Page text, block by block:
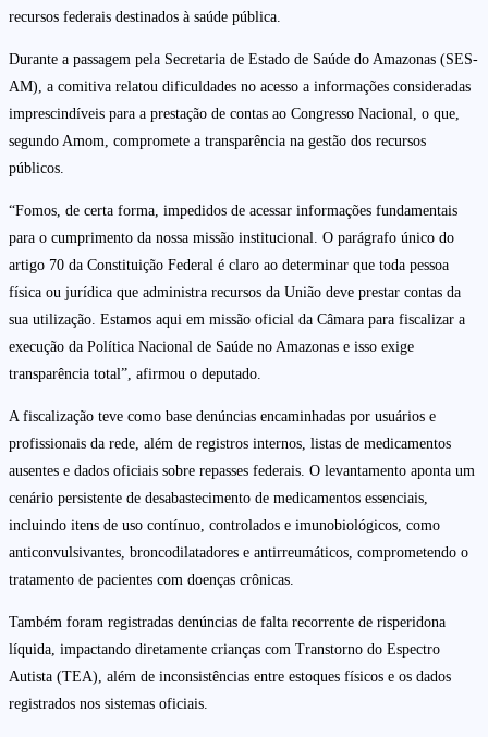
recursos federais destinados à saúde pública.
Durante a passagem pela Secretaria de Estado de Saúde do Amazonas (SES-
AM), a comitiva relatou dificuldades no acesso a informações consideradas
imprescindíveis para a prestação de contas ao Congresso Nacional, o que,
segundo Amom, compromete a transparência na gestão dos recursos
públicos.
“Fomos, de certa forma, impedidos de acessar informações fundamentais
para o cumprimento da nossa missão institucional. O parágrafo único do
artigo 70 da Constituição Federal é claro ao determinar que toda pessoa
física ou jurídica que administra recursos da União deve prestar contas da
sua utilização. Estamos aqui em missão oficial da Câmara para fiscalizar a
execução da Política Nacional de Saúde no Amazonas e isso exige
transparência total”, afirmou o deputado.
A fiscalização teve como base denúncias encaminhadas por usuários e
profissionais da rede, além de registros internos, listas de medicamentos
ausentes e dados oficiais sobre repasses federais. O levantamento aponta um
cenário persistente de desabastecimento de medicamentos essenciais,
incluindo itens de uso contínuo, controlados e imunobiológicos, como
anticonvulsivantes, broncodilatadores e antirreumáticos, comprometendo o
tratamento de pacientes com doenças crônicas.
Também foram registradas denúncias de falta recorrente de risperidona
líquida, impactando diretamente crianças com Transtorno do Espectro
Autista (TEA), além de inconsistências entre estoques físicos e os dados
registrados nos sistemas oficiais.